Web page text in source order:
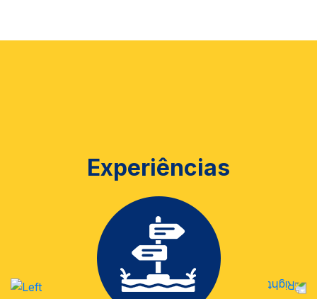
Experiências